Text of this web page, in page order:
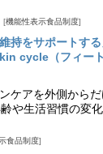
機能性表示食品制度
持をサポートす
cycle（フィー
ケアを外側からだ
や生活習慣の変
食品制度